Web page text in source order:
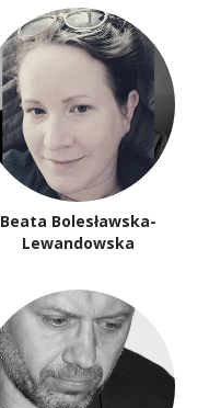
Beata Bolesławska-
Lewandowska